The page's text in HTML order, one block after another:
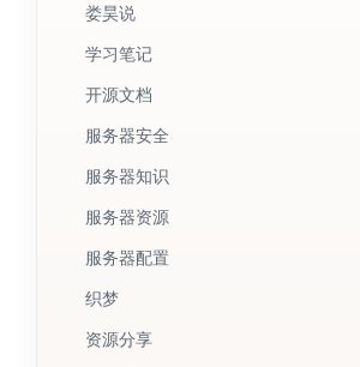
娄昊说
学习笔记
开源文档
服务器安全
服务器知识
服务器资源
服务器配置
织梦
资源分享